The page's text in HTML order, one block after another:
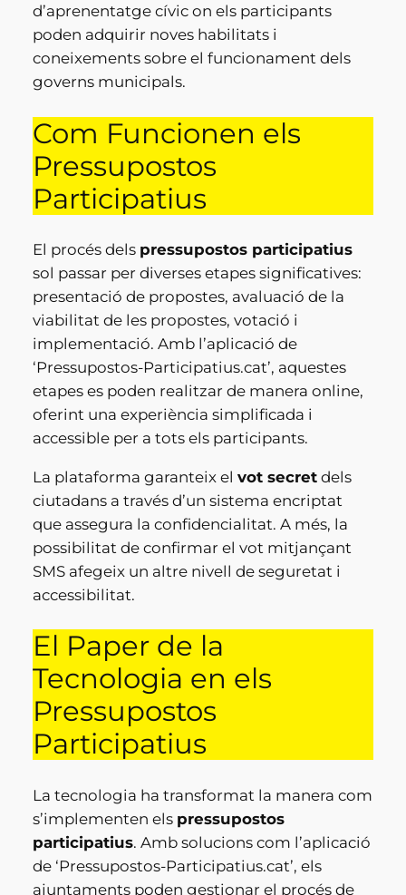
d’aprenentatge cívic on els participants
poden adquirir noves habilitats i
coneixements sobre el funcionament dels
governs municipals.
Com Funcionen els
Pressupostos
Participatius
El procés dels pressupostos participatius
sol passar per diverses etapes significatives:
presentació de propostes, avaluació de la
viabilitat de les propostes, votació i
implementació. Amb l’aplicació de
‘Pressupostos-Participatius.cat’, aquestes
etapes es poden realitzar de manera online,
oferint una experiència simplificada i
accessible per a tots els participants.
La plataforma garanteix el vot secretdels
ciutadans a través d’un sistema encriptat
que assegura la confidencialitat. A més, la
possibilitat de confirmar el vot mitjançant
SMS afegeix un altre nivell de seguretat i
accessibilitat.
El Paper de la
Tecnologia en els
Pressupostos
Participatius
La tecnologia ha transformat la manera com
s’implementen els pressupostos
participatius. Amb solucions com l’aplicació
de ‘Pressupostos-Participatius.cat’, els
ajuntaments poden gestionar el procés de